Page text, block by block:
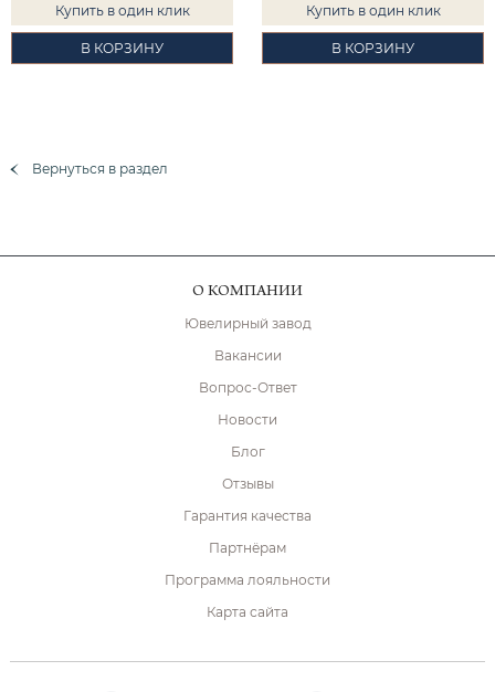
Купить в один клик
В КОРЗИНУ
Купить в один клик
В КОРЗИНУ
Вернуться в раздел
О КОМПАНИИ
Ювелирный завод
Вакансии
Вопрос-Ответ
Новости
Блог
Отзывы
Гарантия качества
Партнёрам
Программа лояльности
Карта сайта